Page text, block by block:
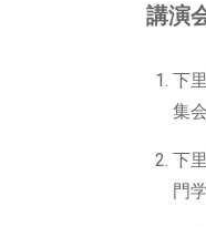
講演
下
集
下
門